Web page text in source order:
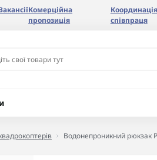
Комерційна
пропозиція
співпраця
Водонепроникний рюкзак